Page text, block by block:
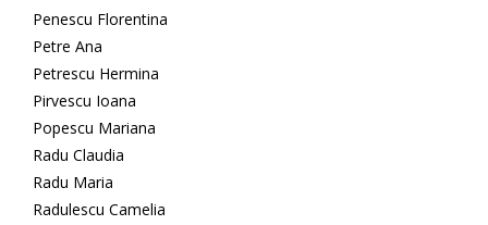
Penescu Florentina
Petre Ana
Petrescu Hermina
Pirvescu Ioana
Popescu Mariana
Radu Claudia
Radu Maria
Radulescu Camelia